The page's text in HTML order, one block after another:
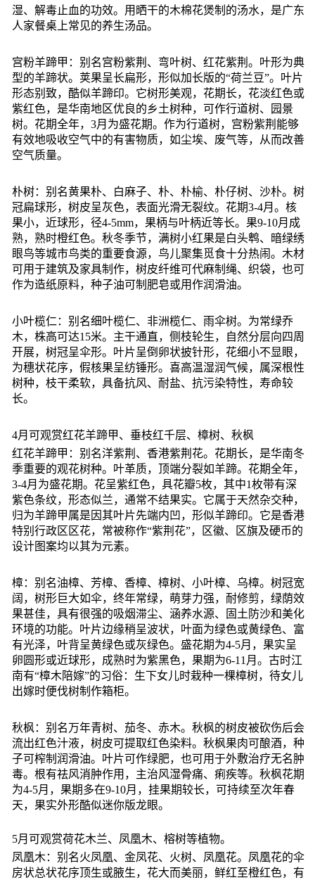
湿、解毒止血的功效。用晒干的木棉花煲制的汤水，是广东
人家餐桌上常见的养生汤品。
宫粉羊蹄甲：别名宫粉紫荆、弯叶树、红花紫荆。叶形为典
型的羊蹄状。荚果呈长扁形，形似加长版的“荷兰豆”。叶片
形态别致，酷似羊蹄印。它树形美观，花期长，花淡红色或
紫红色，是华南地区优良的乡土树种，可作行道树、园景
树。花期全年，3月为盛花期。作为行道树，宫粉紫荆能够
有效地吸收空气中的有害物质，如尘埃、废气等，从而改善
空气质量。
朴树：别名黄果朴、白麻子、朴、朴榆、朴仔树、沙朴。树
冠扁球形，树皮呈灰色，表面光滑无裂纹。花期3-4月。核
果小，近球形，径4-5mm，果柄与叶柄近等长。果9-10月成
熟，熟时橙红色。秋冬季节，满树小红果是白头鹎、暗绿绣
眼鸟等城市鸟类的重要食源，鸟儿聚集觅食十分热闹。木材
可用于建筑及家具制作，树皮纤维可代麻制绳、织袋，也可
作为造纸原料，种子油可制肥皂或用作润滑油。
小叶榄仁：别名细叶榄仁、非洲榄仁、雨伞树。为常绿乔
木，株高可达15米。主干通直，侧枝轮生，自然分层向四周
开展，树冠呈伞形。叶片呈倒卵状披针形，花细小不显眼，
为穗状花序，假核果呈纺锤形。喜高温湿润气候，属深根性
树种，枝干柔软，具备抗风、耐盐、抗污染特性，寿命较
长。
4月可观赏红花羊蹄甲、垂枝红千层、樟树、秋枫
红花羊蹄甲：别名洋紫荆、香港紫荆花。花期长，是华南冬
季重要的观花树种。叶革质，顶端分裂如羊蹄。花期全年，
3-4月为盛花期。花呈紫红色，具花瓣5枚，其中1枚带有深
紫色条纹，形态似兰，通常不结果实。它属于天然杂交种，
归为羊蹄甲属是因其叶片先端内凹，形似羊蹄印。它是香港
特别行政区区花，常被称作“紫荆花”，区徽、区旗及硬币的
设计图案均以其为元素。
樟：别名油樟、芳樟、香樟、樟树、小叶樟、乌樟。树冠宽
阔，树形巨大如伞，终年常绿，萌芽力强，耐修剪，绿荫效
果甚佳，具有很强的吸烟滞尘、涵养水源、固土防沙和美化
环境的功能。叶片边缘稍呈波状，叶面为绿色或黄绿色、富
有光泽，叶背呈黄绿色或灰绿色。盛花期为4-5月，果实呈
卵圆形或近球形，成熟时为紫黑色，果期为6-11月。古时江
南有“樟木陪嫁”的习俗：生下女儿时栽种一棵樟树，待女儿
出嫁时便伐树制作箱柜。
秋枫：别名万年青树、茄冬、赤木。秋枫的树皮被砍伤后会
流出红色汁液，树皮可提取红色染料。秋枫果肉可酿酒，种
子可榨制润滑油。叶片可作绿肥，也可用于外敷治疗无名肿
毒。根有祛风消肿作用，主治风湿骨痛、痢疾等。秋枫花期
为4-5月，果期多在9-10月，挂果期较长，可持续至次年春
天，果实外形酷似迷你版龙眼。
5月可观赏荷花木兰、凤凰木、榕树等植物。
凤凰木：别名火凤凰、金凤花、火树、凤凰花。凤凰花的伞
房状总状花序顶生或腋生，花大而美丽，鲜红至橙红色，有